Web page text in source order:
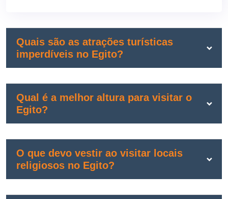
Quais são as atrações turísticas
imperdíveis no Egito?
Qual é a melhor altura para visitar o
Egito?
O que devo vestir ao visitar locais
religiosos no Egito?